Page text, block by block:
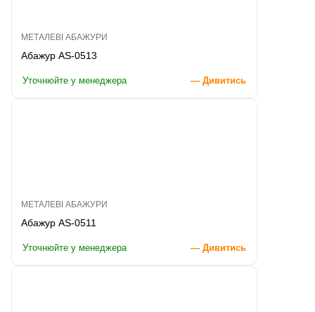
МЕТАЛЕВІ АБАЖУРИ
Абажур AS-0513
Уточнюйте у менеджера — Дивитись
МЕТАЛЕВІ АБАЖУРИ
Абажур AS-0511
Уточнюйте у менеджера — Дивитись